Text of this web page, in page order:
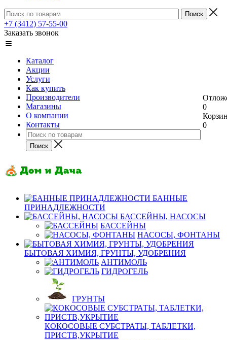
+7 (3412) 57-55-00
Заказать звонок
Каталог
Акции
Услуги
Как купить
Производители
Магазины
О компании
Контакты
0
0
БАННЫЕ
ПРИНАДЛЕЖНОСТИ
БАССЕЙНЫ, НАСОСЫ
БАССЕЙНЫ
НАСОСЫ, ФОНТАНЫ
БЫТОВАЯ ХИМИЯ, ГРУНТЫ, УДОБРЕНИЯ
АНТИМОЛЬ
ГИДРОГЕЛЬ
ГРУНТЫ
КОКОСОВЫЕ СУБСТРАТЫ, ТАБЛЕТКИ,
ПРИСТВ,УКРЫТИЕ